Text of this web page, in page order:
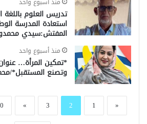
تدريس العلوم
استعادة المدرسة
المفتش:سيدي
منذ أسبوع واحد
*تمكين المرأة…
وتصنع المستقبل*/
«
1
2
3
»